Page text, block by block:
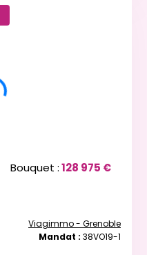
Bouquet :128 975 €
Viagimmo - Grenoble
Mandat : 38VO19-1